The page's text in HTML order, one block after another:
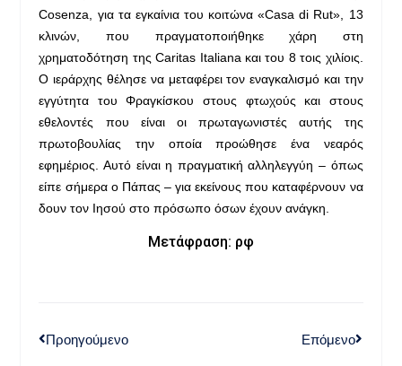
Cosenza, για τα εγκαίνια του κοιτώνα «Casa di Rut», 13
κλινών, που πραγματοποιήθηκε χάρη στη
χρηματοδότηση της Caritas Italiana και του 8 τοις χιλίοις.
Ο ιεράρχης θέλησε να μεταφέρει τον εναγκαλισμό και την
εγγύτητα του Φραγκίσκου στους φτωχούς και στους
εθελοντές που είναι οι πρωταγωνιστές αυτής της
πρωτοβουλίας την οποία προώθησε ένα νεαρός
εφημέριος. Αυτό είναι η πραγματική αλληλεγγύη – όπως
είπε σήμερα ο Πάπας – για εκείνους που καταφέρνουν να
δουν τον Ιησού στο πρόσωπο όσων έχουν ανάγκη.
Μετάφραση: ρφ
Προηγούμενο Επόμενο